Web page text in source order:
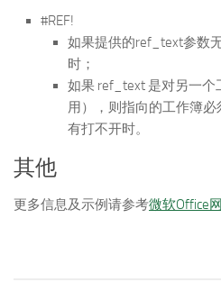
#REF!
如果提供的ref_text参数
时；
如果 ref_text 是对另一个
用），则指向的工作簿
有打不开时。
其他
更多信息及示例请参考微软Office